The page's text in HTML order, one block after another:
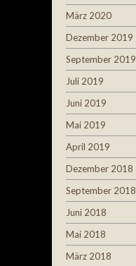
März 2020
Dezember 2019
September 2019
Juli 2019
Juni 2019
Mai 2019
April 2019
Dezember 2018
September 2018
Juni 2018
Mai 2018
März 2018